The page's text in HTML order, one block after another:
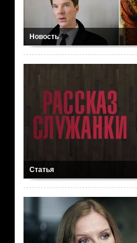
Новость
Статья